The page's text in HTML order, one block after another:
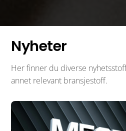
Nyheter
Her finner du diverse
annet relevant bransjestoff.